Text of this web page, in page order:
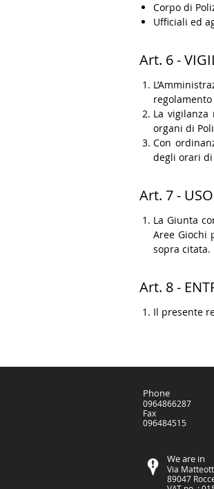
Corpo di
Ufficiali ed
Art. 6 -
La
organi di
Con
degli orari di
Art. 7 -
La Giunta
Aree Giochi
sopra citata.
Art. 8 -
Il presente
Phone
0964866287
Fax
096484515
We are in
Via
89047